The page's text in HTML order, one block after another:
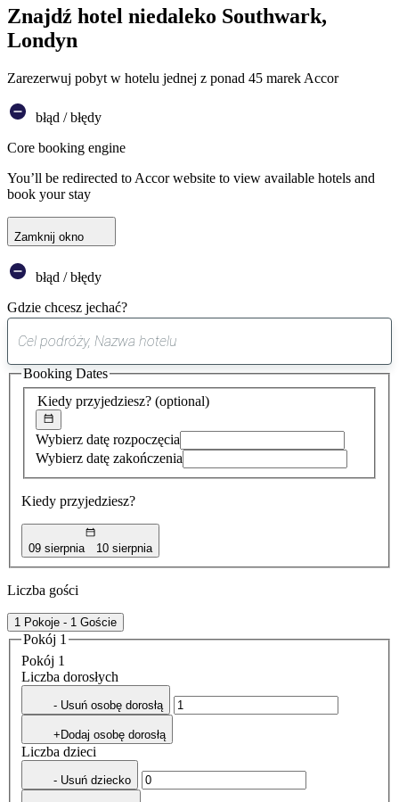
Znajdź hotel niedaleko Southwark,
Londyn
Zarezerwuj pobyt w hotelu jednej z ponad 45 marek Accor
błąd / błędy
Core booking engine
You’ll be redirected to Accor website to view available hotels and
book your stay
Zamknij okno
błąd / błędy
Gdzie chcesz jechać?
sugestia
została
znaleziona
Kiedy przyjedziesz? (optional)
Wybierz datę rozpoczęcia
Wybierz datę zakończenia
Kiedy przyjedziesz?
09 sierpnia 10 sierpnia
Booking Dates
Liczba gości
1 Pokoje - 1 Goście
Pokój 1
Pokój 1
Liczba dorosłych
- Usuń osobę dorosłą
+Dodaj osobę dorosłą
Liczba dzieci
- Usuń dziecko